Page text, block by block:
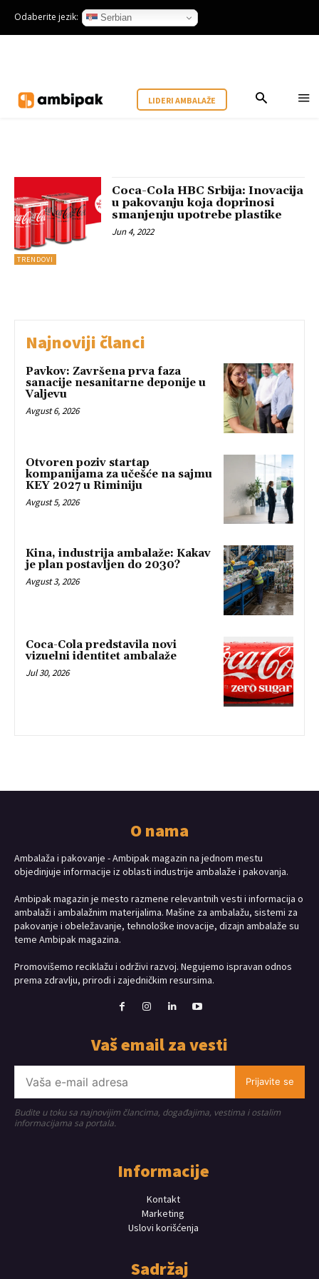
Odaberite jezik: Serbian
LIDERI AMBALAŽE
TRENDOVI
Coca-Cola HBC Srbija: Inovacija
u pakovanju koja doprinosi
smanjenju upotrebe plastike
Jun 4, 2022
Najnoviji članci
Pavkov: Završena prva faza
sanacije nesanitarne deponije u
Valjevu
Avgust 6, 2026
Otvoren poziv startap
kompanijama za učešće na sajmu
KEY 2027 u Riminiju
Avgust 5, 2026
Kina, industrija ambalaže: Kakav
je plan postavljen do 2030?
Avgust 3, 2026
Coca-Cola predstavila novi
vizuelni identitet ambalaže
Jul 30, 2026
O nama
Ambalaža i pakovanje - Ambipak magazin na jednom mestu
objedinjuje informacije iz oblasti industrije ambalaže i pakovanja.
Ambipak magazin je mesto razmene relevantnih vesti i informacija o
ambalaži i ambalažnim materijalima. Mašine za ambalažu, sistemi za
pakovanje i obeležavanje, tehnološke inovacije, dizajn ambalaže su
teme Ambipak magazina.
Promovišemo reciklažu i održivi razvoj. Negujemo ispravan odnos
prema zdravlju, prirodi i zajedničkim resursima.
Vaš email za vesti
Prijavite se
Budite u toku sa najnovijim člancima, događajima, vestima i ostalim
informacijama sa portala.
Informacije
Kontakt
Marketing
Uslovi korišćenja
Sadržaj